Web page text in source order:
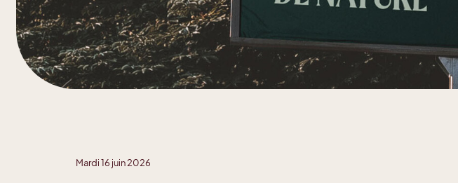
Mardi 16 juin 2026